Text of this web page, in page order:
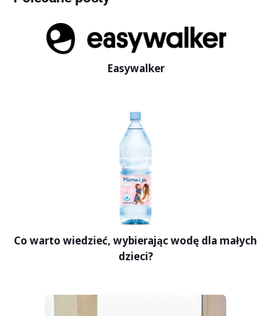
Easywalker
Co warto wiedzieć, wybierając wodę dla małych
dzieci?